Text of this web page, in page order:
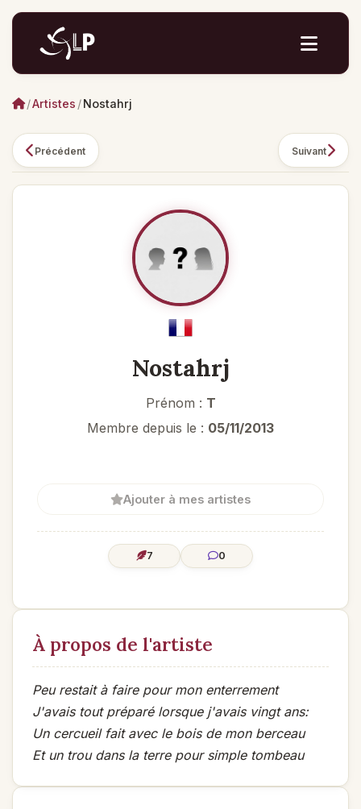
/Artistes /Nostahrj
Précédent Suivant
Nostahrj
Prénom : T
Membre depuis le : 05/11/2013
Ajouter à mes artistes
7 0
À propos de l'artiste
Peu restait à faire pour mon enterrement
J'avais tout préparé lorsque j'avais vingt ans:
Un cercueil fait avec le bois de mon berceau
Et un trou dans la terre pour simple tombeau